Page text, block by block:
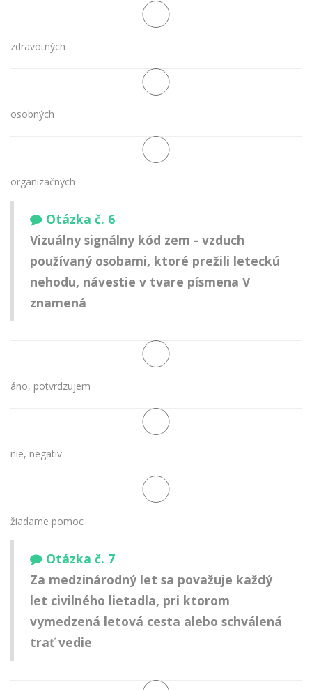
zdravotných
osobných
organizačných
Otázka č. 6
Vizuálny signálny kód zem - vzduch
používaný osobami, ktoré prežili leteckú
nehodu, návestie v tvare písmena V
znamená
áno, potvrdzujem
nie, negatív
žiadame pomoc
Otázka č. 7
Za medzinárodný let sa považuje každý
let civilného lietadla, pri ktorom
vymedzená letová cesta alebo schválená
trať vedie